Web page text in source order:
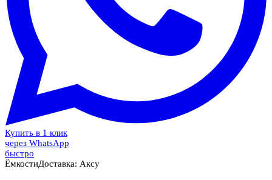
Купить в 1 клик
через WhatsApp
быстро
ЁмкостиДоставка: Аксу